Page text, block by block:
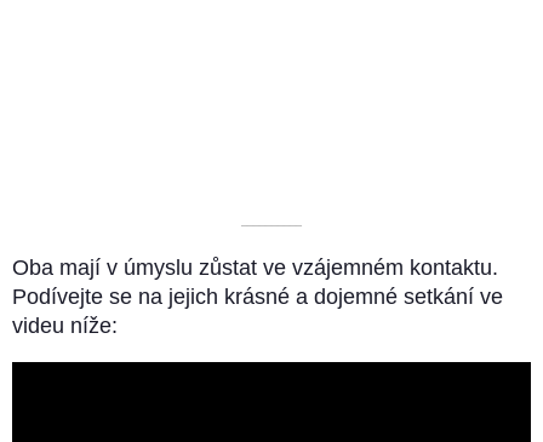
––––––––––
Oba mají v úmyslu zůstat ve vzájemném kontaktu.
Podívejte se na jejich krásné a dojemné setkání ve
videu níže: